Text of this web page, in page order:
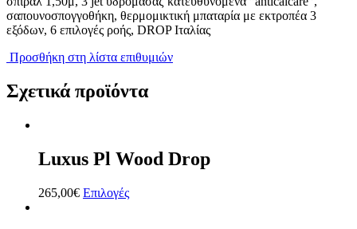
σαπουνοσπογγοθήκη, θερμομικτική μπαταρία με εκτροπέα 3
εξόδων, 6 επιλογές ροής, DROP Ιταλίας
Προσθήκη στη λίστα επιθυμιών
Σχετικά προϊόντα
Luxus Pl Wood Drop
265,00€ Επιλογές